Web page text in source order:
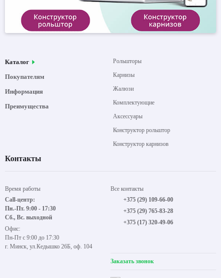
Каталог
Покупателям
Информация
Преимущества
Рольшторы
Карнизы
Жалюзи
Комплектующие
Аксессуары
Конструктор рольштор
Конструктор карнизов
Контакты
Время работы
Call-центр:
Пн.-Пт. 9:00 - 17:30
Сб., Вс. выходной
Офис:
Пн-Пт с 9:00 до 17:30
г. Минск, ул.Кедышко 26Б, оф. 104
Все контакты
+375 (29) 109-66-00
+375 (29) 765-83-28
+375 (17) 320-49-06
Заказать звонок